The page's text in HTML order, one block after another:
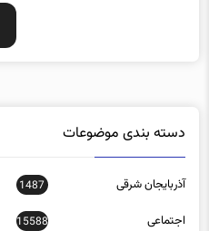
دسته بندی موضوعات
آذربایجان شرقی 1487
اجتماعی 15588